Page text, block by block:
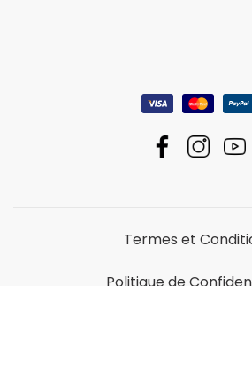
Termes et
Politique de